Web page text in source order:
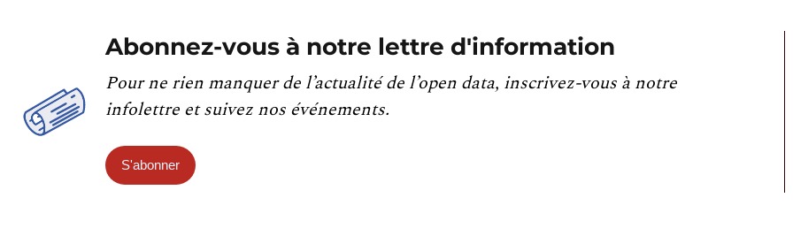
Abonnez-vous à notre lettre d'information
Pour ne rien manquer de l’actualité de l’open data, inscrivez-vous à notre
infolettre et suivez nos événements.
S'abonner